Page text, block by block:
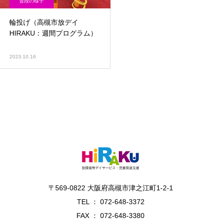
輪投げ（高槻市放デイ
HIRAKU：週間プログラム）
2023.10.16
〒569-0822 大阪府高槻市津之江町1-2-1
TEL ： 072-648-3372
FAX ： 072-648-3380